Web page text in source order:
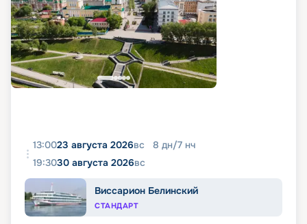
13:0023 августа 2026вс 8 дн/7 нч
19:3030 августа 2026вс
Виссарион Белинский
СТАНДАРТ